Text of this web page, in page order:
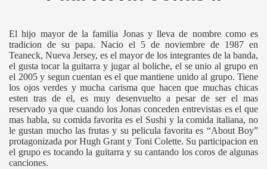
El hijo mayor de la familia Jonas y lleva de nombre como es
tradicion de su papa. Nacio el 5 de noviembre de 1987 en
Teaneck, Nueva Jersey, es el mayor de los integrantes de la banda,
el gusta tocar la guitarra y jugar al boliche, el se unio al grupo en
el 2005 y segun cuentan es el que mantiene unido al grupo. Tiene
los ojos verdes y mucha carisma que hacen que muchas chicas
esten tras de el, es muy desenvuelto a pesar de ser el mas
reservado ya que cuando los Jonas conceden entrevistas es el que
mas habla, su comida favorita es el Sushi y la comida italiana, no
le gustan mucho las frutas y su pelicula favorita es “About Boy”
protagonizada por Hugh Grant y Toni Colette. Su participacion en
el grupo es tocando la guitarra y su cantando los coros de algunas
canciones.